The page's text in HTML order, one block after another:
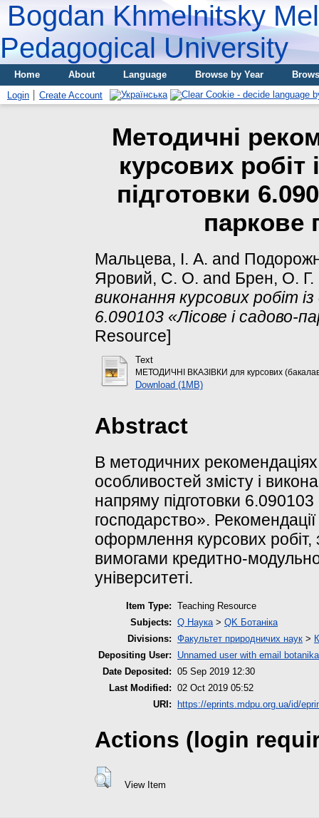
Bogdan Khmelnitsky
Pedagogical University
Home About Language Browse by Year
Login
Create Account
Методичні
курсових робіт
підготовки
паркове
Мальцева, І. А. and
Яровий, С. О. and Брен, О. Г.
виконання курсових робіт
6.090103 «Лісове і садово-
Resource]
Text
МЕТОДИЧНІ ВКАЗІВКИ для курсових
Download (1MB)
Abstract
В методичних
особливостей змісту і
напряму підготовки
господарство».
оформлення курсових робіт,
вимогами кредитно-
університеті.
Item Type: Teaching Resource
Subjects: Q Наука> QK Ботаніка
Divisions: Факультет природничих наук >
Depositing User:
Unnamed user with email
Date Deposited: 05 Sep 2019 12:30
Last Modified: 02 Oct 2019 05:52
URI:
https://eprints.mdpu.org.ua/id/
Actions (login
View Item